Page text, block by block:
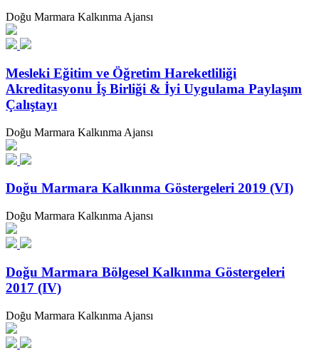
Doğu Marmara Kalkınma Ajansı
Mesleki Eğitim ve Öğretim Hareketliliği
Akreditasyonu İş Birliği & İyi Uygulama Paylaşım
Çalıştayı
Doğu Marmara Kalkınma Ajansı
Doğu Marmara Kalkınma Göstergeleri 2019 (VI)
Doğu Marmara Kalkınma Ajansı
Doğu Marmara Bölgesel Kalkınma Göstergeleri
2017 (IV)
Doğu Marmara Kalkınma Ajansı